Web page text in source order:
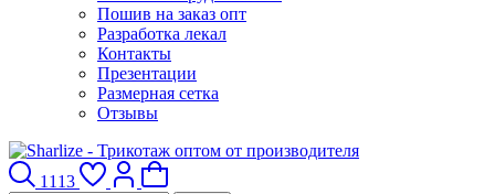
Пошив на заказ опт
Разработка лекал
Контакты
Презентации
Размерная сетка
Отзывы
1113